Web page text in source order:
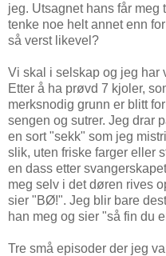
jeg. Utsagnet hans får meg
tenke noe helt annet enn
så verst likevel?
Vi skal i selskap og jeg har
Etter å ha prøvd 7 kjoler,
merksnodig grunn er blitt
sengen og sutrer. Jeg drar
en sort "sekk" som jeg
slik, uten friske farger eller
en dass etter
meg selv i det døren rives
sier "BØ!". Jeg blir bare
han meg og sier "så fin du
Tre små episoder der jeg